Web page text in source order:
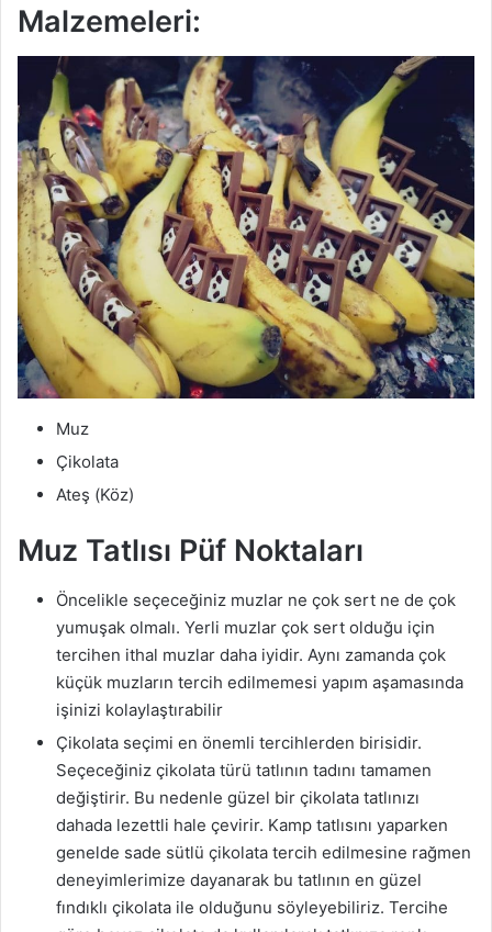
Malzemeleri:
Muz
Çikolata
Ateş (Köz)
Muz Tatlısı Püf Noktaları
Öncelikle seçeceğiniz muzlar ne çok sert ne de çok
yumuşak olmalı. Yerli muzlar çok sert olduğu için
tercihen ithal muzlar daha iyidir. Aynı zamanda çok
küçük muzların tercih edilmemesi yapım aşamasında
işinizi kolaylaştırabilir
Çikolata seçimi en önemli tercihlerden birisidir.
Seçeceğiniz çikolata türü tatlının tadını tamamen
değiştirir. Bu nedenle güzel bir çikolata tatlınızı
dahada lezettli hale çevirir. Kamp tatlısını yaparken
genelde sade sütlü çikolata tercih edilmesine rağmen
deneyimlerimize dayanarak bu tatlının en güzel
fındıklı çikolata ile olduğunu söyleyebiliriz. Tercihe